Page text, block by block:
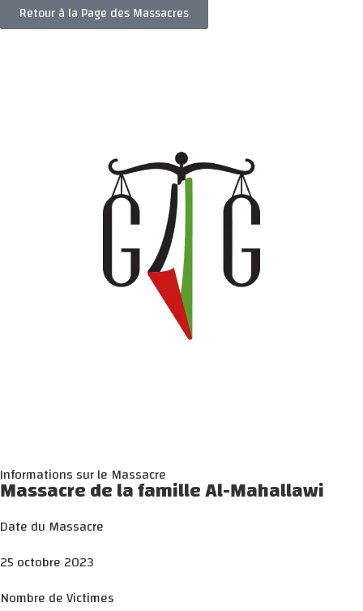
Retour à la Page des Massacres
Informations sur le Massacre
Massacre de la famille Al-Mahallawi
Date du Massacre
25 octobre 2023
Nombre de Victimes